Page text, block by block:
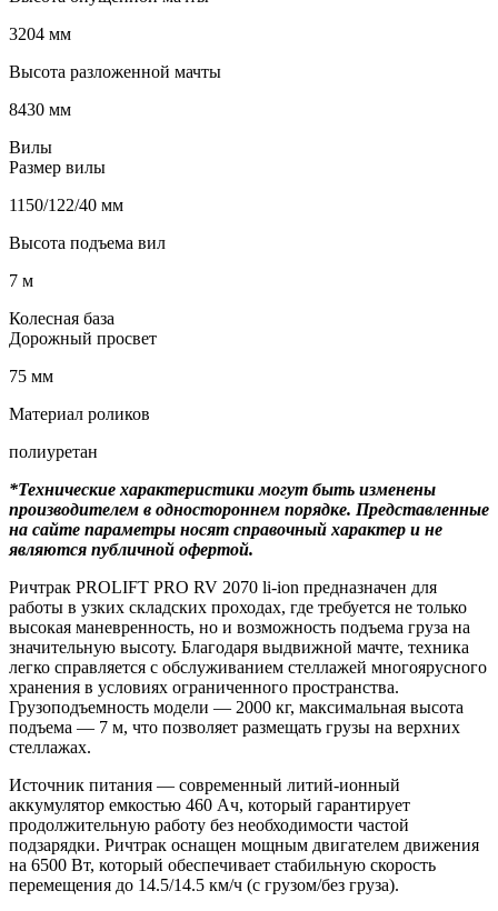
3204 мм
Высота разложенной мачты
8430 мм
Вилы
Размер вилы
1150/122/40 мм
Высота подъема вил
7 м
Колесная база
Дорожный просвет
75 мм
Материал роликов
полиуретан
*Технические характеристики могут быть изменены
производителем в одностороннем порядке. Представленные
на сайте параметры носят справочный характер и не
являются публичной офертой.
Ричтрак PROLIFT PRO RV 2070 li-ion предназначен для
работы в узких складских проходах, где требуется не только
высокая маневренность, но и возможность подъема груза на
значительную высоту. Благодаря выдвижной мачте, техника
легко справляется с обслуживанием стеллажей многоярусного
хранения в условиях ограниченного пространства.
Грузоподъемность модели — 2000 кг, максимальная высота
подъема — 7 м, что позволяет размещать грузы на верхних
стеллажах.
Источник питания — современный литий-ионный
аккумулятор емкостью 460 Ач, который гарантирует
продолжительную работу без необходимости частой
подзарядки. Ричтрак оснащен мощным двигателем движения
на 6500 Вт, который обеспечивает стабильную скорость
перемещения до 14.5/14.5 км/ч (с грузом/без груза).